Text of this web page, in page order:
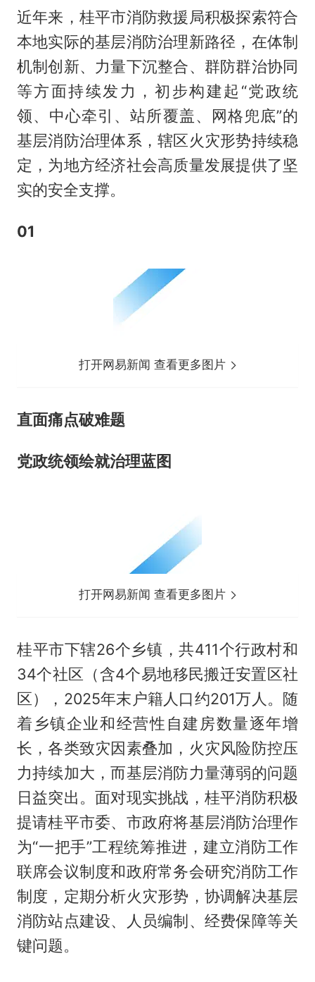
近年来，桂平市消防救援局积极探索符合
本地实际的基层消防治理新路径，在体制
机制创新、力量下沉整合、群防群治协同
等方面持续发力，初步构建起“党政统
领、中心牵引、站所覆盖、网格兜底”的
基层消防治理体系，辖区火灾形势持续稳
定，为地方经济社会高质量发展提供了坚
实的安全支撑。
01
打开网易新闻 查看更多图片
直面痛点破难题
党政统领绘就治理蓝图
打开网易新闻 查看更多图片
桂平市下辖26个乡镇，共411个行政村和
34个社区（含4个易地移民搬迁安置区社
区），2025年末户籍人口约201万人。随
着乡镇企业和经营性自建房数量逐年增
长，各类致灾因素叠加，火灾风险防控压
力持续加大，而基层消防力量薄弱的问题
日益突出。面对现实挑战，桂平消防积极
提请桂平市委、市政府将基层消防治理作
为“一把手”工程统筹推进，建立消防工作
联席会议制度和政府常务会研究消防工作
制度，定期分析火灾形势，协调解决基层
消防站点建设、人员编制、经费保障等关
键问题。